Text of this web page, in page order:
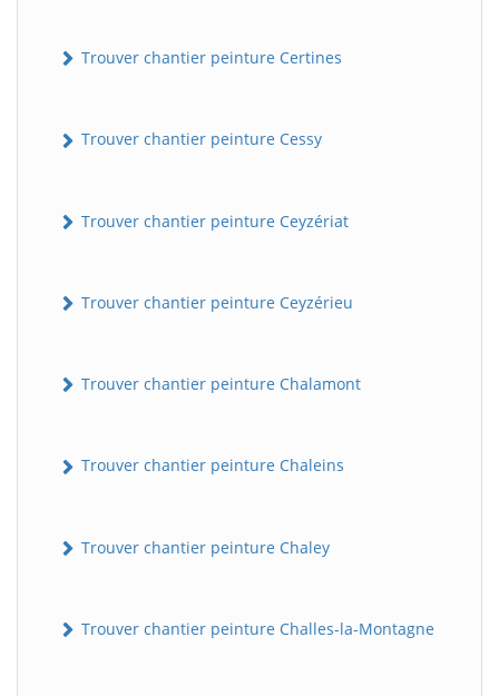
Trouver chantier peinture Certines
Trouver chantier peinture Cessy
Trouver chantier peinture Ceyzériat
Trouver chantier peinture Ceyzérieu
Trouver chantier peinture Chalamont
Trouver chantier peinture Chaleins
Trouver chantier peinture Chaley
Trouver chantier peinture Challes-la-Montagne